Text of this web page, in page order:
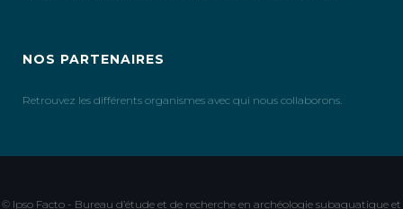
NOS PARTENAIRES
Retrouvez les différents organismes avec qui nous collaborons.
© Ipso Facto - Bureau d’étude et de recherche en archéologie subaquatique et